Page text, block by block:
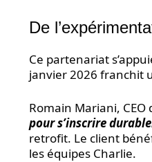
De
Ce partenariat
janvier 2026 franchit
Romain Mariani, CEO
pour s’inscrire
retrofit. Le client
les équipes Charlie.